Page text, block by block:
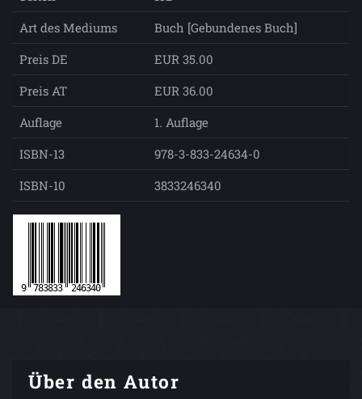
Art des Mediums
Buch [Gebundenes Buch]
Preis DE
EUR 35.00
Preis AT
EUR 36.00
Auflage
1. Auflage
ISBN-13
978-3-833-24634-0
ISBN-10
3833246340
Über den Autor